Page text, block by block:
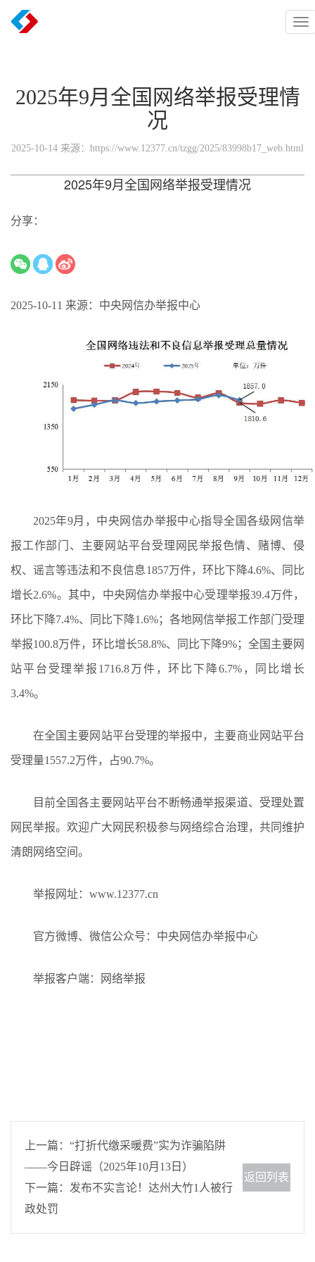
2025年9月全国网络举报受理情
况
2025-10-14 来源：https://www.12377.cn/tzgg/2025/83998b17_web.html
2025年9月全国网络举报受理情况
分享：
2025-10-11 来源：中央网信办举报中心
2025年9月，中央网信办举报中心指导全国各级网信举
报工作部门、主要网站平台受理网民举报色情、赌博、侵
权、谣言等违法和不良信息1857万件，环比下降4.6%、同比
增长2.6%。其中，中央网信办举报中心受理举报39.4万件，
环比下降7.4%、同比下降1.6%；各地网信举报工作部门受理
举报100.8万件，环比增长58.8%、同比下降9%；全国主要网
站平台受理举报1716.8万件，环比下降6.7%，同比增长
3.4%。
在全国主要网站平台受理的举报中，主要商业网站平台
受理量1557.2万件，占90.7%。
目前全国各主要网站平台不断畅通举报渠道、受理处置
网民举报。欢迎广大网民积极参与网络综合治理，共同维护
清朗网络空间。
举报网址：www.12377.cn
官方微博、微信公众号：中央网信办举报中心
举报客户端：网络举报
上一篇：“打折代缴采暖费”实为诈骗陷阱
——今日辟谣（2025年10月13日）
下一篇：发布不实言论！达州大竹1人被行
政处罚
返回列表